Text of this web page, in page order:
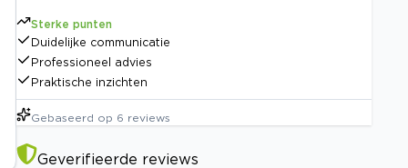
Sterke punten
Duidelijke communicatie
Professioneel advies
Praktische inzichten
Gebaseerd op 6 reviews
Geverifieerde reviews